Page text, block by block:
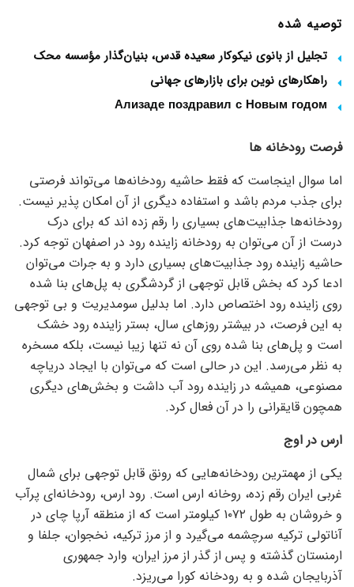
توصیه شده
تجلیل از بانوی نیکوکار سعیده قدس، بنیان‌گذار مؤسسه محک
راهکارهای نوین برای بازارهای جهانی
Ализаде поздравил с Новым годом
فرصت رودخانه ها
اما سوال اینجاست که فقط حاشیه رودخانه‌ها می‌تواند فرصتی
برای جذب مردم باشد و استفاده دیگری از آن امکان پذیر نیست.
رودخانه‌ها جذابیت‌های بسیاری را رقم زده اند که برای درک
درست از آن می‌توان به رودخانه زاینده رود در اصفهان توجه کرد.
حاشیه زاینده رود جذابیت‌های بسیاری دارد و به جرات می‌توان
ادعا کرد که بخش قابل توجهی از گردشگری به پل‌های بنا شده
روی زاینده رود اختصاص دارد. اما بدلیل سومدیریت و بی توجهی
به این فرصت، در بیشتر روز‌های سال، بستر زاینده رود خشک
است و پل‌های بنا شده روی آن نه تنها زیبا نیست، بلکه مسخره
به نظر می‌رسد. این در حالی است که می‌توان با ایجاد دریاچه
مصنوعی، همیشه در زاینده رود آب داشت و بخش‌های دیگری
همچون قایقرانی را در آن فعال کرد.
ارس در اوج
یکی از مهمترین رودخانه‌هایی که رونق قابل توجهی برای شمال
غربی ایران رقم زده، روخانه ارس است. رود ارس، رودخانه‌ای پرآب
و خروشان به طول ۱۰۷۲ کیلومتر است که از منطقه آرپا چای در
آناتولی ترکیه سرچشمه می‌گیرد و از مرز ترکیه، نخجوان، جلفا و
ارمنستان گذشته و پس از گذر از مرز ایران، وارد جمهوری
آذربایجان شده و به رودخانه کورا می‌ریزد.